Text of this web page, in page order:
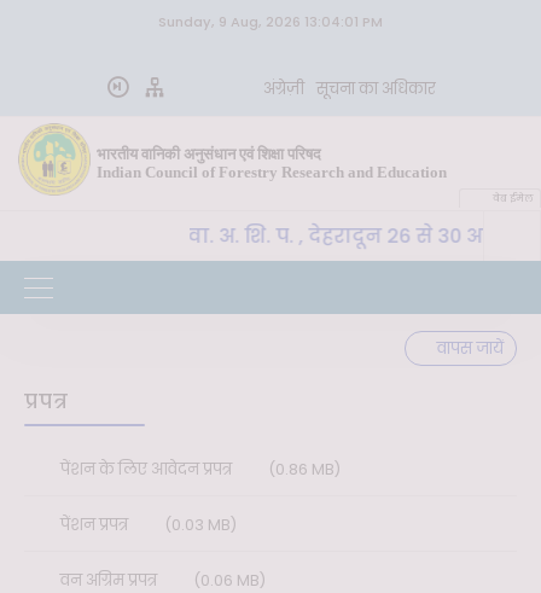
Sunday, 9 Aug, 2026 13:04:01 PM
अंग्रेज़ी सूचना का अधिकार
भारतीय वानिकी अनुसंधान एवं शिक्षा परिषद
Indian Council of Forestry Research and Education
वेब ईमेल
CoE-SLM, भा. वा. अ. शि. प. , देहरादून 26 से 30
वापस जायें
प्रपत्र
पेंशन के लिए आवेदन प्रपत्र (0.86 MB)
पेंशन प्रपत्र (0.03 MB)
वन अग्रिम प्रपत्र (0.06 MB)